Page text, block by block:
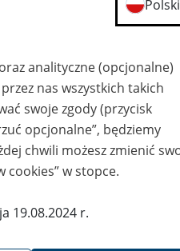
informacje
na wniosek o wydanie
zaświadczenia od 2026 r.
od 2026 r.
Polski
analityczne (opcjonalne)
nas wszystkich takich
swoje zgody (przycisk
opcjonalne”, będziemy
chwili możesz zmienić
cookies” w stopce.
19.08.2024 r.